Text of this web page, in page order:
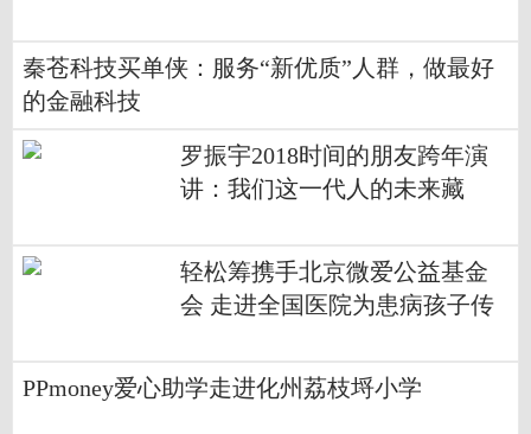
秦苍科技买单侠：服务“新优质”人群，做最好
的金融科技
罗振宇2018时间的朋友跨年演
讲：我们这一代人的未来藏
轻松筹携手北京微爱公益基金
会 走进全国医院为患病孩子传
PPmoney爱心助学走进化州荔枝埒小学